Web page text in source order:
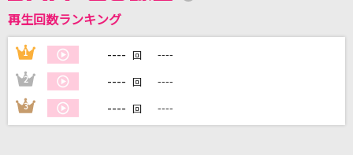
DAMに会員登録・ログインして
自宅でカラオケ歌い放題！
再生回数ランキング
1 ---- 回 ----
2 ---- 回 ----
3 ---- 回 ----